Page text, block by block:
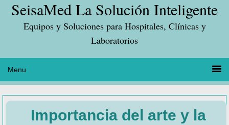
Saltar
principal
Saltar
contenido
Saltar
lateral
principal
SeisaMed La Solución Inteligente
Equipos y Soluciones para Hospitales, Clínicas y
Laboratorios
Importancia del arte y la